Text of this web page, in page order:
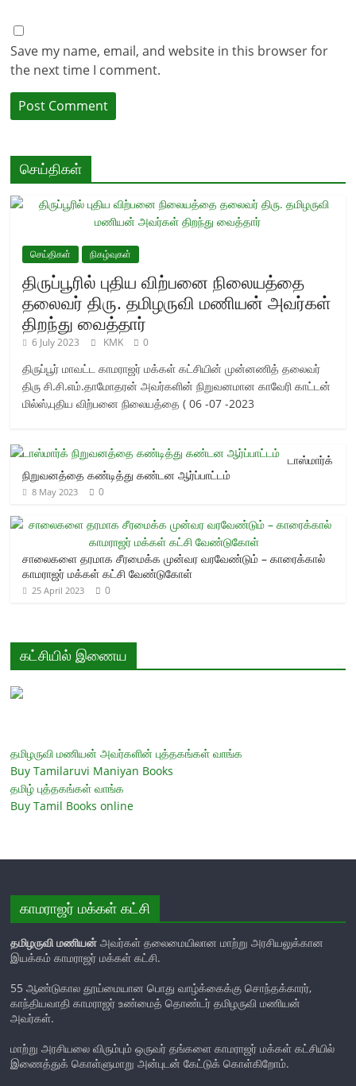
Save my name, email, and website in this browser for
the next time I comment.
செய்திகள்
செய்திகள் நிகழ்வுகள்
திருப்பூரில் புதிய விற்பனை நிலையத்தை
தலைவர் திரு. தமிழருவி மணியன் அவர்கள்
திறந்து வைத்தார்
6 July 2023 KMK 0
திருப்பூர் மாவட்ட காமராஜர் மக்கள் கட்சியின் முன்னணித் தலைவர்
திரு சி.சி.எம்.தாமோதரன் அவர்களின் நிறுவனமான காவேரி காட்டன்
மில்ஸ்,புதிய விற்பனை நிலையத்தை ( 06 -07 -2023
டாஸ்மார்க்
நிறுவனத்தை கண்டித்து கண்டன ஆர்ப்பாட்டம்
8 May 2023 0
சாலைகளை தரமாக சீரமைக்க முன்வர வரவேண்டும் – காரைக்கால்
காமராஜர் மக்கள் கட்சி வேண்டுகோள்
25 April 2023 0
கட்சியில் இணைய
தமிழருவி மணியன் அவர்களின் புத்தகங்கள் வாங்க
Buy Tamilaruvi Maniyan Books
தமிழ் புத்தகங்கள் வாங்க
Buy Tamil Books online
காமராஜர் மக்கள் கட்சி
தமிழருவி மணியன் அவர்கள் தலைமையிலான மாற்று அரசியலுக்கான
இயக்கம் காமராஜர் மக்கள் கட்சி.
55 ஆண்டுகால தூய்மையான பொது வாழ்க்கைக்கு சொந்தக்காரர்,
காந்தியவாதி காமராஜர் உண்மைத் தொண்டர் தமிழருவி மணியன்
அவர்கள்.
மாற்று அரசியலை விரும்பும் ஒருவர் தங்களை காமராஜர் மக்கள் கட்சியில்
இணைத்துக் கொள்ளுமாறு அன்புடன் கேட்டுக் கொள்கிறோம்.